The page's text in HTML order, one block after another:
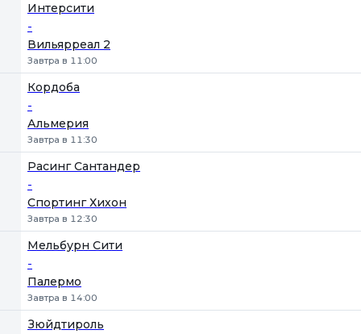
Интерсити
-
Вильярреал 2
Завтра в 11:00
Кордоба
-
Альмерия
Завтра в 11:30
Расинг Сантандер
-
Спортинг Хихон
Завтра в 12:30
Мельбурн Сити
-
Палермо
Завтра в 14:00
Зюйдтироль